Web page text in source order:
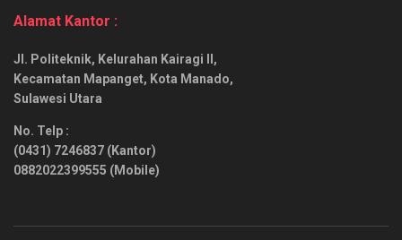
Alamat Kantor :
Jl. Politeknik, Kelurahan Kairagi II,
Kecamatan Mapanget, Kota Manado,
Sulawesi Utara
No. Telp :
(0431) 7246837 (Kantor)
0882022399555 (Mobile)